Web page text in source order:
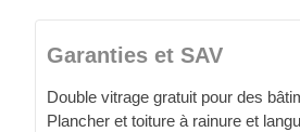
Garanties et SAV
Double vitrage gratuit pour des
Plancher et toiture à rainure et